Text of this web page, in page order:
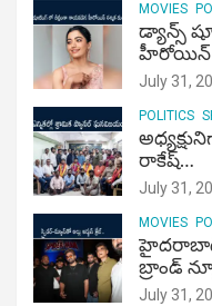
MOVIES
డ్యాన్స్
హీరోయిన్
July 31,
POLITICS
రాకేష్‌…
July 31,
MOVIES
బ్రాండ్
July 31,